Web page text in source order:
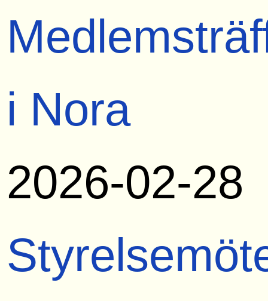
i Nora
2026-02-28